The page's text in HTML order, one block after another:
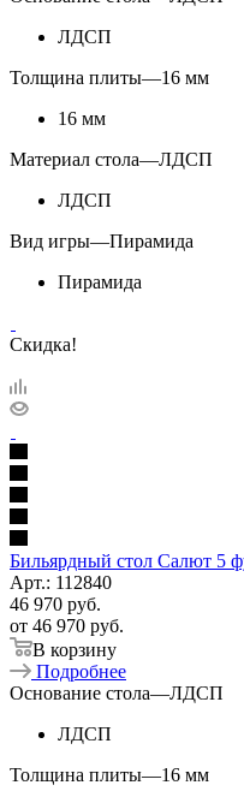
ЛДСП
Толщина плиты—16 мм
16 мм
Материал стола—ЛДСП
ЛДСП
Вид игры—Пирамида
Пирамида
Скидка!
Бильярдный стол Салют 5
Арт.: 112840
46 970 руб.
от 46 970 руб.
В корзину
Подробнее
Основание стола—ЛДСП
ЛДСП
Толщина плиты—16 мм